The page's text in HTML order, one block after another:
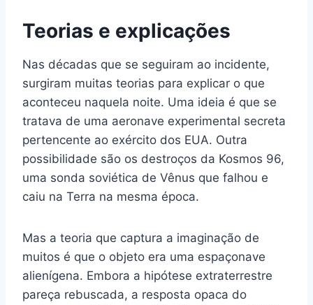
Teorias e explicações
Nas décadas que se seguiram ao incidente,
surgiram muitas teorias para explicar o que
aconteceu naquela noite. Uma ideia é que se
tratava de uma aeronave experimental secreta
pertencente ao exército dos EUA. Outra
possibilidade são os destroços da Kosmos 96,
uma sonda soviética de Vênus que falhou e
caiu na Terra na mesma época.
Mas a teoria que captura a imaginação de
muitos é que o objeto era uma espaçonave
alienígena. Embora a hipótese extraterrestre
pareça rebuscada, a resposta opaca do